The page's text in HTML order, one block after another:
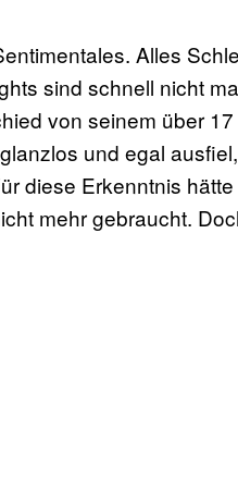
Alles
sind schnell nicht
von seinem über
und egal
diese Erkenntnis
mehr gebraucht.